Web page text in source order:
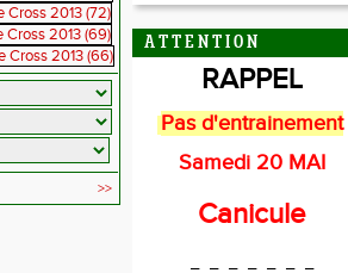
>>
A T T E N T I O N
RAPPEL
Pas d'entrainement
Samedi 20 MAI
Canicule